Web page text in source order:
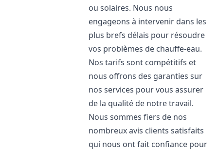
ou solaires. Nous nous
engageons à intervenir dans les
plus brefs délais pour résoudre
vos problèmes de chauffe-eau.
Nos tarifs sont compétitifs et
nous offrons des garanties sur
nos services pour vous assurer
de la qualité de notre travail.
Nous sommes fiers de nos
nombreux avis clients satisfaits
qui nous ont fait confiance pour